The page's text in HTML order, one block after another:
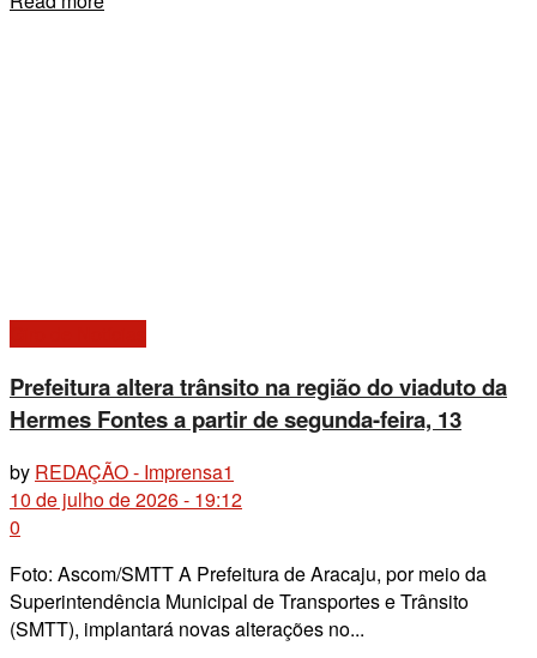
Prefeitura altera trânsito na região do viaduto da
Hermes Fontes a partir de segunda-feira, 13
by REDAÇÃO - Imprensa1
10 de julho de 2026 - 19:12
0
Foto: Ascom/SMTT A Prefeitura de Aracaju, por meio da
Superintendência Municipal de Transportes e Trânsito
(SMTT), implantará novas alterações no...